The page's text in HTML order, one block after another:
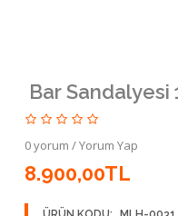
Bar Sandalyesi
0 yorum /Yorum Yap
8.900,00TL